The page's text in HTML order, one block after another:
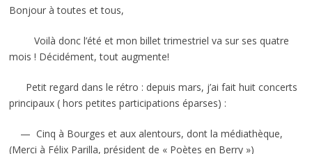
Bonjour à toutes et tous,
Voilà donc l’été et mon billet trimestriel va sur ses quatre
mois ! Décidément, tout augmente!
Petit regard dans le rétro : depuis mars, j’ai fait huit concerts
principaux ( hors petites participations éparses) :
— Cinq à Bourges et aux alentours, dont la médiathèque,
(Merci à Félix Parilla, président de « Poètes en Berry »)